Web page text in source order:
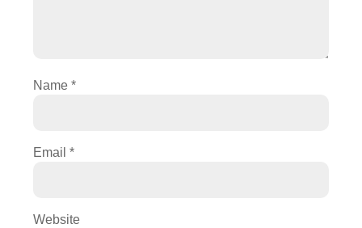
Name*
Email*
Website